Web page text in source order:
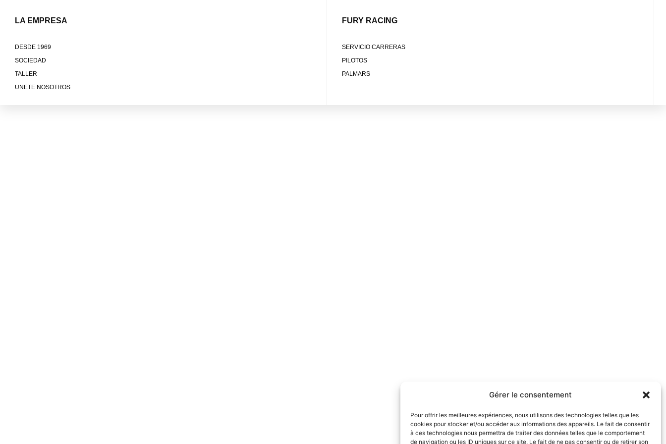
Gérer le consentement
Pour offrir les meilleures expériences, nous utilisons des technologies telles que les
cookies pour stocker et/ou accéder aux informations des appareils. Le fait de consentir
à ces technologies nous permettra de traiter des données telles que le comportement
de navigation ou les ID uniques sur ce site. Le fait de ne pas consentir ou de retirer son
LA EMPRESA
DESDE 1969
SOCIEDAD
TALLER
UNETE NOSOTROS
FURY RACING
SERVICIO CARRERAS
PILOTOS
PALMARS